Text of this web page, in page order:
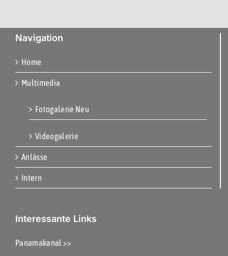
Navigation
Home
Multimedia
Fotogalerie Neu
Videogalerie
Anlässe
Intern
Interessante Links
Panamakanal >>